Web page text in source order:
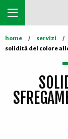
home servizi
solidità del colore